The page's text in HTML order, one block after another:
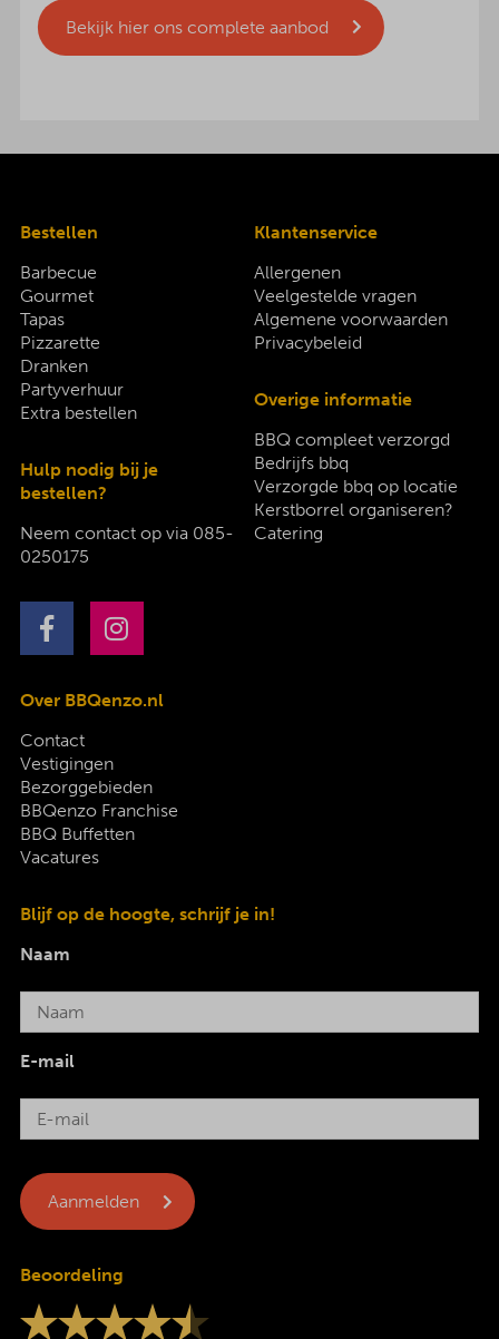
Bekijk hier ons complete aanbod
Bestellen
Barbecue
Gourmet
Tapas
Pizzarette
Dranken
Partyverhuur
Extra bestellen
Hulp nodig bij je
bestellen?
Neem contact op via 085-
0250175
Klantenservice
Allergenen
Veelgestelde vragen
Algemene voorwaarden
Privacybeleid
Overige informatie
BBQ compleet verzorgd
Bedrijfs bbq
Verzorgde bbq op locatie
Kerstborrel organiseren?
Catering
Over BBQenzo.nl
Contact
Vestigingen
Bezorggebieden
BBQenzo Franchise
BBQ Buffetten
Vacatures
Blijf op de hoogte, schrijf je in!
Naam
E-mail
Beoordeling